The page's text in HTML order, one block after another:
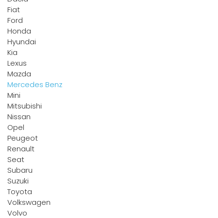
Fiat
Ford
Honda
Hyundai
Kia
Lexus
Mazda
Mercedes Benz
Mini
Mitsubishi
Nissan
Opel
Peugeot
Renault
Seat
Subaru
Suzuki
Toyota
Volkswagen
Volvo